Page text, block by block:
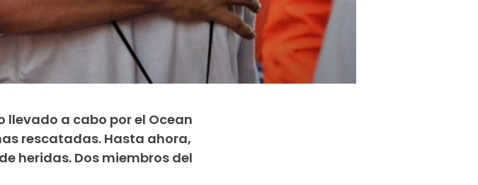
llevado a cabo por el Ocean
rescatadas. Hasta ahora,
heridas. Dos miembros del